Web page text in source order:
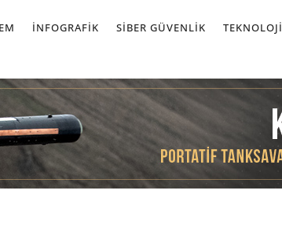
İNFOGRAFIK SIBER GÜVENLIK TEKNOLOJI